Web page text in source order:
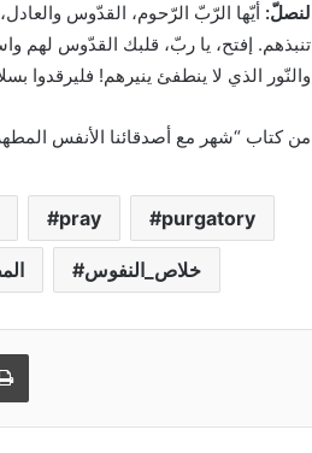
لنصلّ: أيّها الرّبّ الرّحوم، القدّوس
تنبذهم. إفتح، يا ربّ، قلبك القدّوس لهم
والنّور الذي لا ينطفئ ينيرهم! فليرقدوا
من كتاب “شهر مع أصدقائنا الأنفس
pray purgatory
خلاص_النفوس
Print